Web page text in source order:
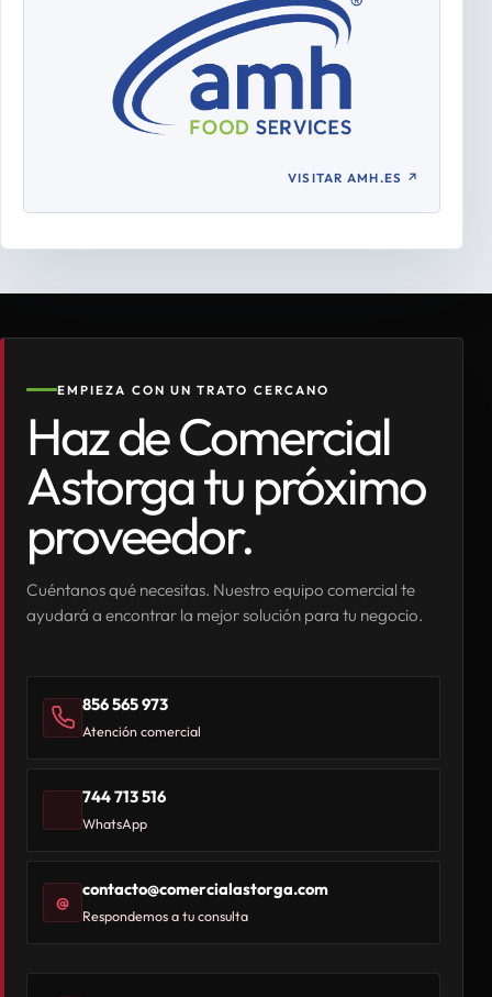
VISITAR AMH.ES ↗
EMPIEZA CON UN TRATO CERCANO
Haz de Comercial
Astorga tu próximo
proveedor.
Cuéntanos qué necesitas. Nuestro equipo comercial te
ayudará a encontrar la mejor solución para tu negocio.
856 565 973
Atención comercial
744 713 516
WhatsApp
@
contacto@comercialastorga.com
Respondemos a tu consulta